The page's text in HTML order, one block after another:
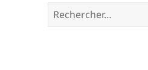
Rechercher :